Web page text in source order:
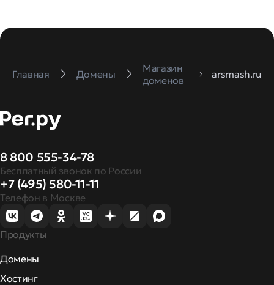
Главная Домены
Магазин
доменов
arsmash.ru
8 800 555-34-78
Бесплатный звонок по России
+7 (495) 580-11-11
Телефон в Москве
Продукты
Домены
Хостинг